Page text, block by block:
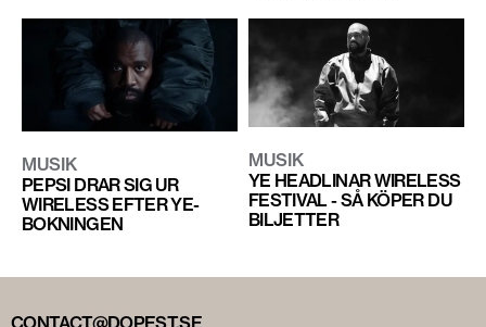
MUSIK
PEPSI DRAR SIG UR
WIRELESS EFTER YE-
BOKNINGEN
MUSIK
YE HEADLINAR WIRELESS
FESTIVAL - SÅ KÖPER DU
BILJETTER